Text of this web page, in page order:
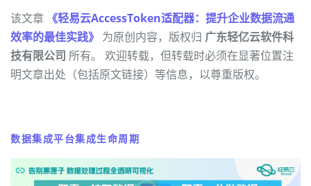
该文章 《轻易云AccessToken适配器：提升企业数据流通
效率的最佳实践》 为原创内容，版权归 广东轻亿云软件科
技有限公司 所有。 欢迎转载，但转载时必须在显著位置注
明文章出处（包括原文链接）等信息，以尊重版权。
数据集成平台集成生命周期